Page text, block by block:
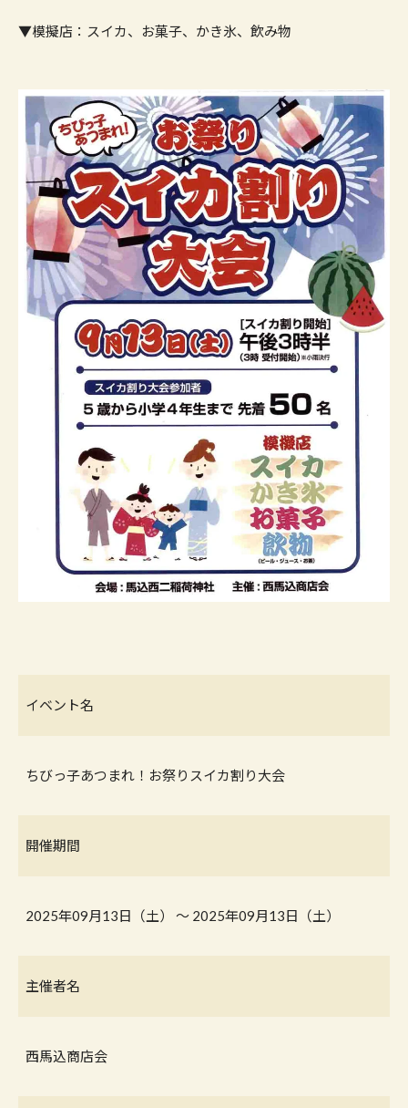
▼模擬店：スイカ、お菓子、かき氷、飲み物
イベント名
ちびっ子あつまれ！お祭りスイカ割り大会
開催期間
2025年09月13日（土） 〜 2025年09月13日（土）
主催者名
西馬込商店会